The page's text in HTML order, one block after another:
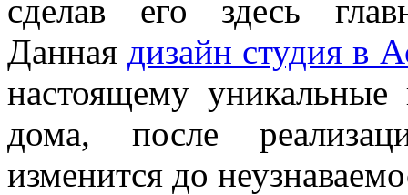
сделав его здесь
Данная дизайн студия в
настоящему
дома, после
изменится до